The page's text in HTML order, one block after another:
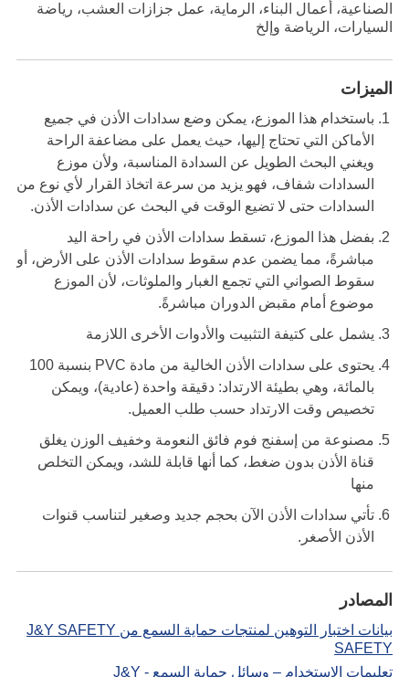
الصناعية، أعمال البناء، الرماية، عمل جزازات العشب، رياضة
السيارات، الرياضة وإلخ
الميزات
باستخدام هذا الموزع، يمكن وضع سدادات الأذن في جميع
الأماكن التي تحتاج إليها، حيث يعمل على مضاعفة الراحة
ويغني البحث الطويل عن السدادة المناسبة، ولأن موزع
السدادات شفاف، فهو يزيد من سرعة اتخاذ القرار لأي نوع من
السدادات حتى لا تضيع الوقت في البحث عن سدادات الأذن.
بفضل هذا الموزع، تسقط سدادات الأذن في راحة اليد
مباشرةً، مما يضمن عدم سقوط سدادات الأذن على الأرض، أو
سقوط الصواني التي تجمع الغبار والملوثات، لأن الموزع
موضوع أمام مقبض الدوران مباشرةً.
يشمل على كتيفة التثبيت والأدوات الأخرى اللازمة
يحتوى على سدادات الأذن الخالية من مادة PVC بنسبة 100
بالمائة، وهي بطيئة الارتداد: دقيقة واحدة (عادية)، ويمكن
تخصيص وقت الارتداد حسب طلب العميل.
مصنوعة من إسفنج فوم فائق النعومة وخفيف الوزن يغلق
قناة الأذن بدون ضغط، كما أنها قابلة للشد، ويمكن التخلص
منها
تأتي سدادات الأذن الآن بحجم جديد وصغير لتناسب قنوات
الأذن الأصغر.
المصادر
بيانات اختبار التوهين لمنتجات حماية السمع من J&Y SAFETY
SAFETY
تعليمات الاستخدام – وسائل حماية السمع - J&Y